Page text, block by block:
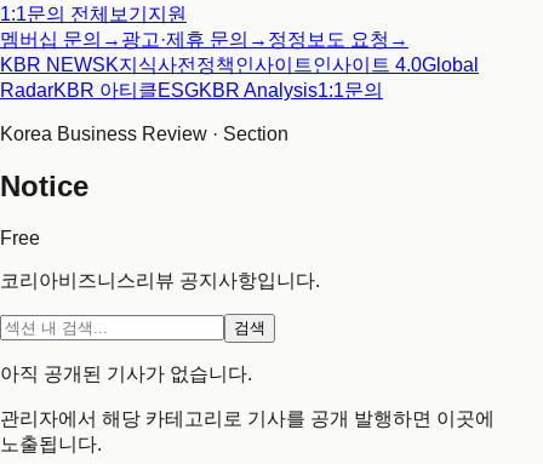
1:1문의 전체보기 지원
멤버십 문의 → 광고·제휴 문의 → 정정보도 요청 →
KBR NEWSK지식사전 정책인사이트인사이트 4.0Global
RadarKBR 아티클ESGKBR Analysis1:1문의
Korea Business Review · Section
Notice
Free
코리아비즈니스리뷰 공지사항입니다.
검색
아직 공개된 기사가 없습니다.
관리자에서 해당 카테고리로 기사를 공개 발행하면 이곳에
노출됩니다.